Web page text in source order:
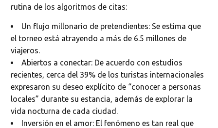
rutina de los algoritmos de citas:
Un flujo millonario de pretendientes: Se estima que
el torneo está atrayendo a más de 6.5 millones de
viajeros.
Abiertos a conectar: De acuerdo con estudios
recientes, cerca del 39% de los turistas internacionales
expresaron su deseo explícito de “conocer a personas
locales” durante su estancia, además de explorar la
vida nocturna de cada ciudad.
Inversión en el amor: El fenómeno es tan real que